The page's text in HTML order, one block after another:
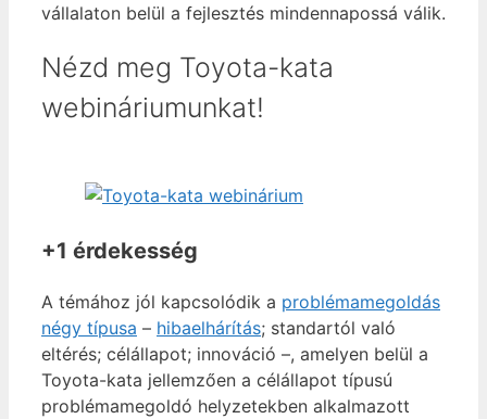
vállalaton belül a fejlesztés mindennapossá válik.
Nézd meg Toyota-kata
webináriumunkat!
+1 érdekesség
A témához jól kapcsolódik a problémamegoldás
négy típusa – hibaelhárítás; standartól való
eltérés; célállapot; innováció –, amelyen belül a
Toyota-kata jellemzően a célállapot típusú
problémamegoldó helyzetekben alkalmazott